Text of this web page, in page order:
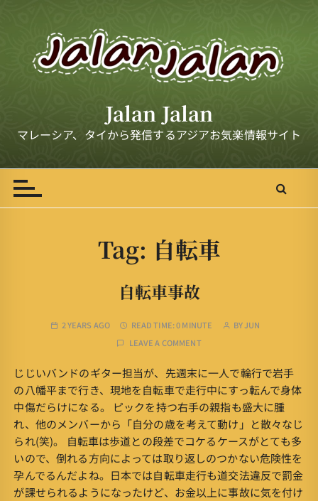
t
n
Jalan Jalan
マレーシア、タイから発信するアジアお気楽情報サイト
Tag: 自転車
自転車事故
2 YEARS AGO READ TIME:0 MINUTE BYJUN
LEAVE A COMMENT
じじいバンドのギター担当が、先週末に一人で輪行で岩手
の八幡平まで行き、現地を自転車で走行中にすっ転んで身体
中傷だらけになる。 ピックを持つ右手の親指も盛大に腫
れ、他のメンバーから「自分の歳を考えて動け」と散々なじ
られ(笑)。 自転車は歩道との段差でコケるケースがとても多
いので、倒れる方向によっては取り返しのつかない危険性を
孕んでるんだよね。日本では自転車走行も道交法違反で罰金
が課せられるようになったけど、お金以上に事故に気を付け